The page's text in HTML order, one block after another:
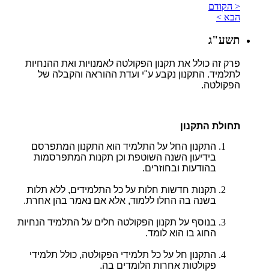
< הקודם
הבא >
תשע"ג
פרק זה כולל את תקנון הפקולטה לאמנויות ואת ההנחיות
לתלמיד. התקנון נקבע ע"י ועדת ההוראה והקבלה של
הפקולטה.
תחולת התקנון
התקנון החל על התלמיד הוא התקנון המתפרסם
בידיעון השנה השוטפת וכן תקנות המתפרסמות
בהודעות ובחוזרים.
תקנות חדשות חלות על כל התלמידים, ללא תלות
בשנה בה החלו ללמוד, אלא אם נאמר בהן אחרת.
בנוסף על תקנון הפקולטה חלים על התלמיד הנחיות
החוג בו הוא לומד.
התקנון חל על כל תלמידי הפקולטה, כולל תלמידי
פקולטות אחרות הלומדים בה.